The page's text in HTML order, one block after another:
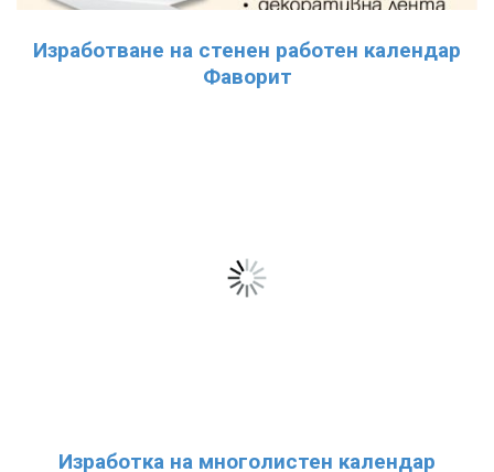
Изработване на стенен работен календар
Фаворит
Изработка на многолистен календар